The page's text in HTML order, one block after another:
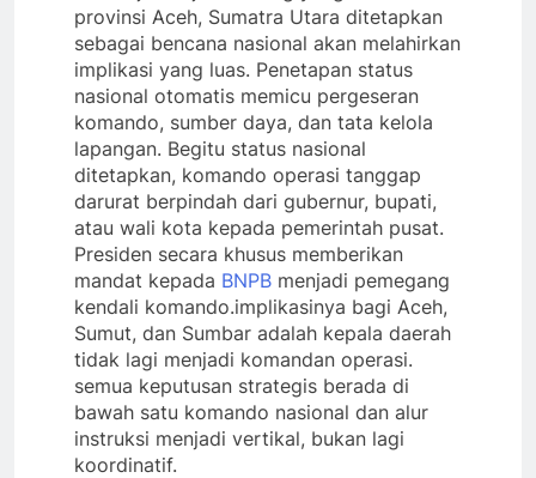
provinsi Aceh, Sumatra Utara ditetapkan
sebagai bencana nasional akan melahirkan
implikasi yang luas. Penetapan status
nasional otomatis memicu pergeseran
komando, sumber daya, dan tata kelola
lapangan. Begitu status nasional
ditetapkan, komando operasi tanggap
darurat berpindah dari gubernur, bupati,
atau wali kota kepada pemerintah pusat.
Presiden secara khusus memberikan
mandat kepada BNPB menjadi pemegang
kendali komando.implikasinya bagi Aceh,
Sumut, dan Sumbar adalah kepala daerah
tidak lagi menjadi komandan operasi.
semua keputusan strategis berada di
bawah satu komando nasional dan alur
instruksi menjadi vertikal, bukan lagi
koordinatif.